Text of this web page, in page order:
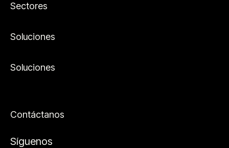
Sectores
Soluciones
Soluciones
Contáctanos
Síguenos